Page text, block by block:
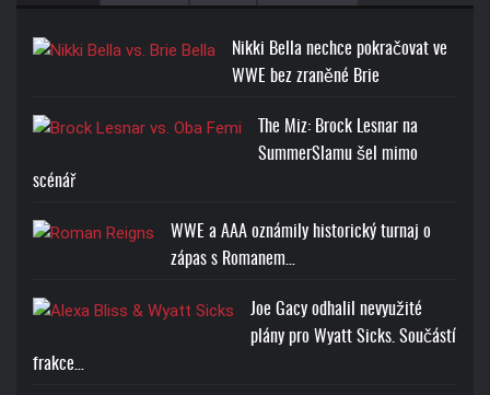
Nikki Bella nechce pokračovat ve
WWE bez zraněné Brie
The Miz: Brock Lesnar na
SummerSlamu šel mimo
scénář
WWE a AAA oznámily historický turnaj o
zápas s Romanem…
Joe Gacy odhalil nevyužité
plány pro Wyatt Sicks. Součástí
frakce…